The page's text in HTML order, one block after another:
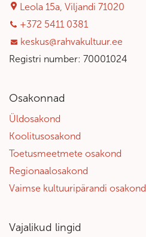
Leola 15a, Viljandi 71020
+372 5411 0381
keskus@rahvakultuur.ee
Registri number: 70001024
Osakonnad
Üldosakond
Koolitusosakond
Toetusmeetmete osakond
Regionaalosakond
Vaimse kultuuripärandi osakond
Vajalikud lingid